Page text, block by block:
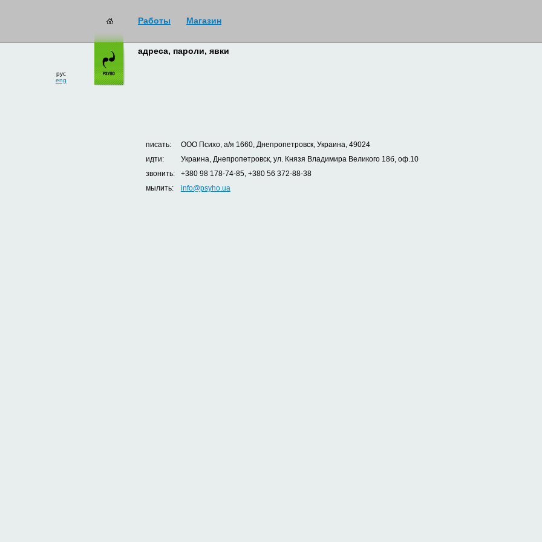
Работы Магазин
рус
eng
адреса, пароли, явки
писать:
ООО Психо, а/я 1660, Днепропетровск, Украина, 49024
идти:
Украина, Днепропетровск, ул. Князя Владимира Великого 18б, оф.10
звонить:
+380 98 178-74-85, +380 56 372-88-38
мылить:
info@psyho.ua